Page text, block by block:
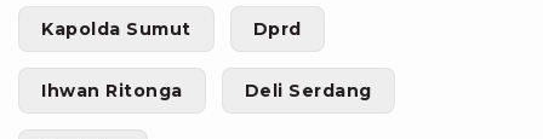
Kapolda Sumut Dprd
Ihwan Ritonga Deli Serdang